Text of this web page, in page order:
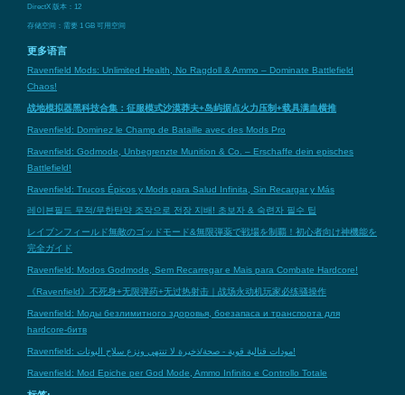
DirectX 版本：12
存储空间：需要 1 GB 可用空间
更多语言
Ravenfield Mods: Unlimited Health, No Ragdoll & Ammo – Dominate Battlefield
Chaos!
战地模拟器黑科技合集：征服模式沙漠莽夫+岛屿据点火力压制+载具满血横推
Ravenfield: Dominez le Champ de Bataille avec des Mods Pro
Ravenfield: Godmode, Unbegrenzte Munition & Co. – Erschaffe dein episches
Battlefield!
Ravenfield: Trucos Épicos y Mods para Salud Infinita, Sin Recargar y Más
레이븐필드 무적/무한탄약 조작으로 전장 지배! 초보자 & 숙련자 필수 팁
レイブンフィールド無敵のゴッドモード&無限弾薬で戦場を制覇！初心者向け神機能を
完全ガイド
Ravenfield: Modos Godmode, Sem Recarregar e Mais para Combate Hardcore!
《Ravenfield》不死身+无限弹药+无过热射击｜战场永动机玩家必练骚操作
Ravenfield: Моды безлимитного здоровья, боезапаса и транспорта для
hardcore-битв
Ravenfield: مودات قتالية قوية - صحة/ذخيرة لا تنتهي ونزع سلاح البوتات!
Ravenfield: Mod Epiche per God Mode, Ammo Infinito e Controllo Totale